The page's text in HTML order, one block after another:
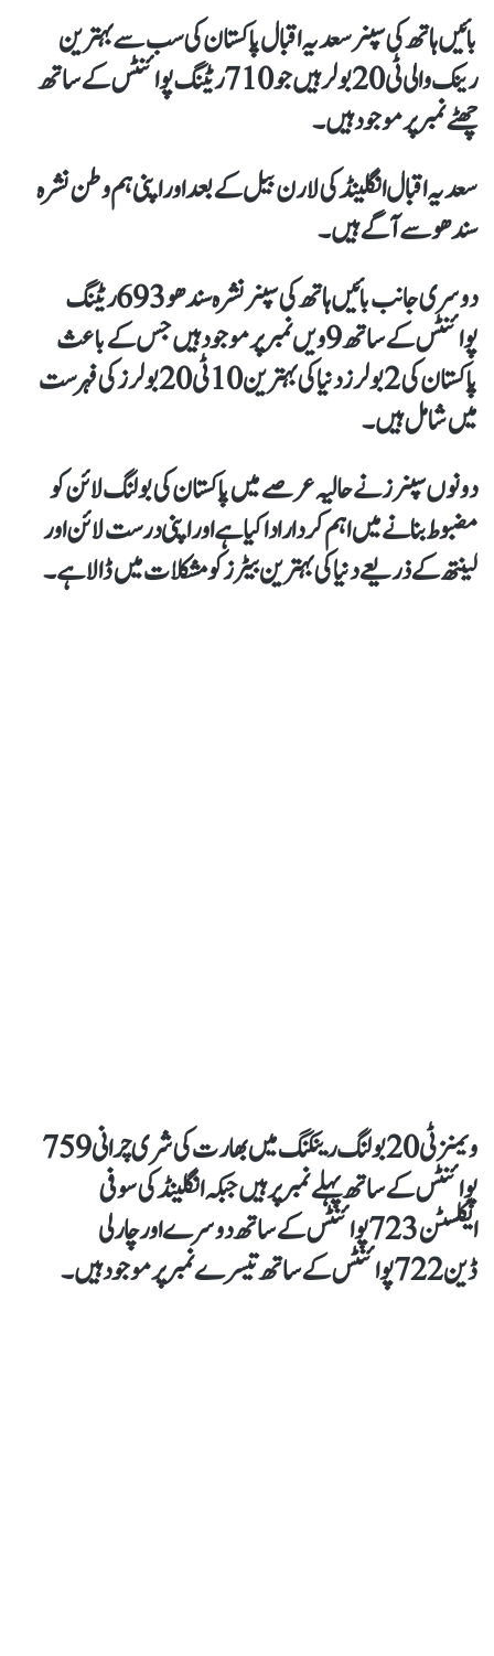
بائیں ہاتھ کی سپنر سعدیہ اقبال پاکستان کی سب سے بہترین
رینک والی ٹی20 بولر ہیں جو 710 ریٹنگ پوائنٹس کے ساتھ
چھٹے نمبر پر موجود ہیں۔
سعدیہ اقبال انگلینڈ کی لارن بیل کے بعد اور اپنی ہم وطن نشرہ
سندھو سے آگے ہیں۔
دوسری جانب بائیں ہاتھ کی سپنر نشرہ سندھو 693 ریٹنگ
پوائنٹس کے ساتھ 9ویں نمبر پر موجود ہیں جس کے باعث
پاکستان کی 2 بولرز دنیا کی بہترین 10 ٹی20 بولرز کی فہرست
میں شامل ہیں۔
دونوں سپنرز نے حالیہ عرصے میں پاکستان کی بولنگ لائن کو
مضبوط بنانے میں اہم کردار ادا کیا ہے اور اپنی درست لائن اور
لینتھ کے ذریعے دنیا کی بہترین بیٹرز کو مشکلات میں ڈالا ہے۔
ویمنز ٹی20 بولنگ رینکنگ میں بھارت کی شری چرانی 759
پوائنٹس کے ساتھ پہلے نمبر پر ہیں جبکہ انگلینڈ کی سوفی
ایکلسٹن 723 پوائنٹس کے ساتھ دوسرے اور چارلی
ڈین 722 پوائنٹس کے ساتھ تیسرے نمبر پر موجود ہیں۔